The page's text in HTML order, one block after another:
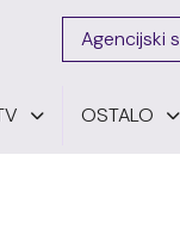
Agencijski
OSTALO